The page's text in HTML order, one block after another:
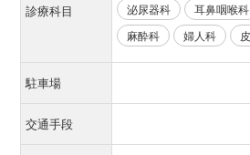
診療科目
泌尿器科
耳鼻咽喉科
麻酔科
婦人科
駐車場
交通手段